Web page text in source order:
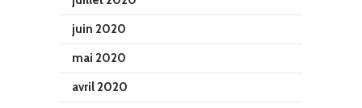
juin 2020
mai 2020
avril 2020